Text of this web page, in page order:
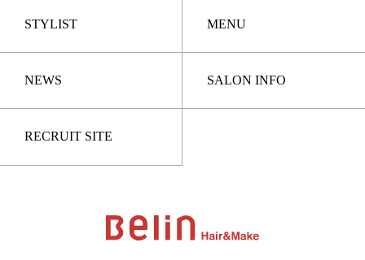
STYLIST MENU
NEWS SALON INFO
RECRUIT SITE